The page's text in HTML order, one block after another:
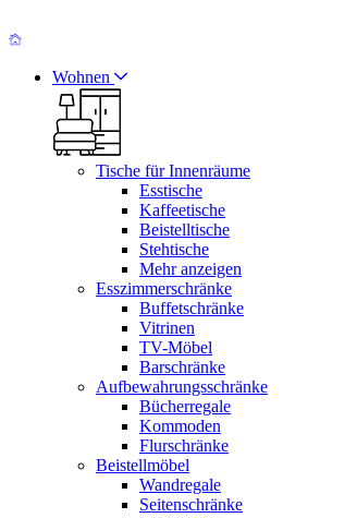
Wohnen
Tische für Innenräume
Esstische
Kaffeetische
Beistelltische
Stehtische
Mehr anzeigen
Esszimmerschränke
Buffetschränke
Vitrinen
TV-Möbel
Barschränke
Aufbewahrungsschränke
Bücherregale
Kommoden
Flurschränke
Beistellmöbel
Wandregale
Seitenschränke